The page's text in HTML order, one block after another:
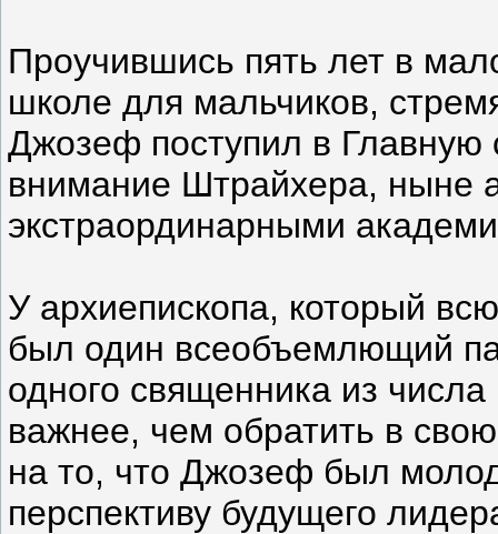
Проучившись пять лет в
школе для мальчиков,
Джозеф поступил в
внимание Штрайхера, ныне
экстраординарными
У архиепископа, который
был один всеобъемлющий
одного священника из
важнее, чем обратить в
на то, что Джозеф был
перспективу будущего